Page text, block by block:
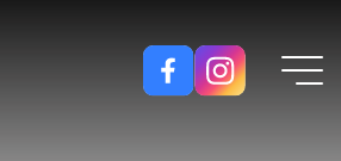
devices with a small screen